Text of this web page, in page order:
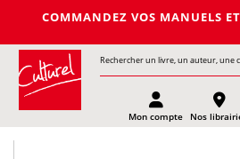
COMMANDEZ VOS
Mon compte Nos